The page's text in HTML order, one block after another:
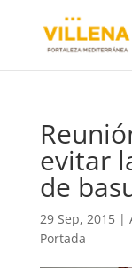
evitar
de
29 Sep, 2015|
Portada